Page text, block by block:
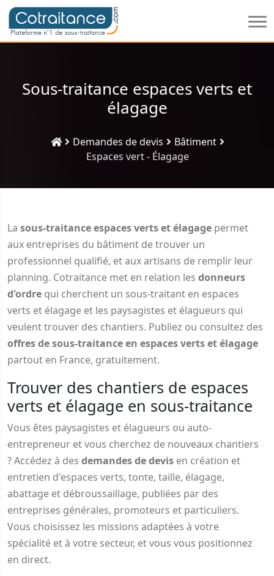
Sous-traitance espaces verts et
élagage
Demandes de devis
Bâtiment
Espaces vert - Élagage
La sous-traitance espaces verts et élagage permet
aux entreprises du bâtiment de trouver un
professionnel qualifié, et aux artisans de remplir leur
planning. Cotraitance met en relation les donneurs
d'ordre qui cherchent un sous-traitant en espaces
verts et élagage et les paysagistes et élagueurs qui
veulent trouver des chantiers. Publiez ou consultez des
offres de sous-traitance en espaces verts et élagage
partout en France, gratuitement.
Trouver des chantiers de espaces
verts et élagage en sous-traitance
Vous êtes paysagistes et élagueurs ou auto-
entrepreneur et vous cherchez de nouveaux chantiers
? Accédez à des demandes de devis en création et
entretien d'espaces verts, tonte, taille, élagage,
abattage et débroussaillage, publiées par des
entreprises générales, promoteurs et particuliers.
Vous choisissez les missions adaptées à votre
spécialité et à votre secteur, et vous vous positionnez
en direct.